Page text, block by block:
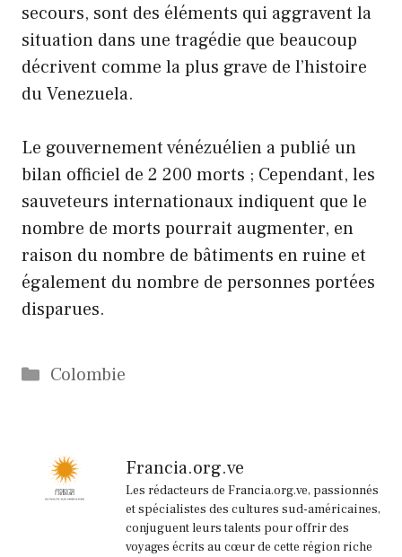
secours, sont des éléments qui aggravent la
situation dans une tragédie que beaucoup
décrivent comme la plus grave de l’histoire
du Venezuela.
Le gouvernement vénézuélien a publié un
bilan officiel de 2 200 morts ; Cependant, les
sauveteurs internationaux indiquent que le
nombre de morts pourrait augmenter, en
raison du nombre de bâtiments en ruine et
également du nombre de personnes portées
disparues.
Catégories
Colombie
Francia.org.ve
Les rédacteurs de Francia.org.ve, passionnés
et spécialistes des cultures sud-américaines,
conjuguent leurs talents pour offrir des
voyages écrits au cœur de cette région riche